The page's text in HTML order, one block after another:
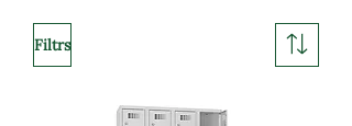
Filtrs